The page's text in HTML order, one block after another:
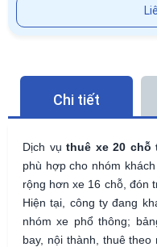
Chi tiết
Dịch vụthuê xe 20 chỗ
phù hợp cho nhóm
rộng hơn xe 16 chỗ, đón
Hiện tại, công ty đang
nhóm xe phổ thông;
bay, nội thành, thuê